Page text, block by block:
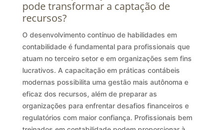
pode transformar a captação de
recursos?
O desenvolvimento contínuo de habilidades em
contabilidade é fundamental para profissionais que
atuam no terceiro setor e em organizações sem fins
lucrativos. A capacitação em práticas contábeis
modernas possibilita uma gestão mais autônoma e
eficaz dos recursos, além de preparar as
organizações para enfrentar desafios financeiros e
regulatórios com maior confiança. Profissionais bem